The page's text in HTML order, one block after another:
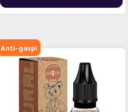
Anti-gaspi